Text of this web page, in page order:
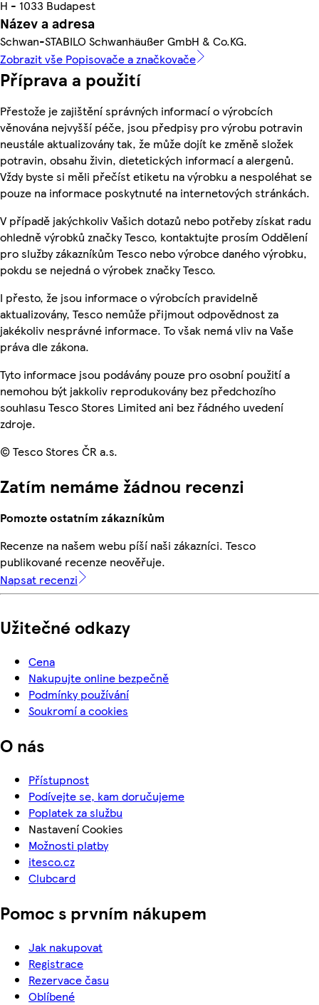
H - 1033 Budapest
Název a adresa
Schwan-STABILO Schwanhäußer GmbH & Co.KG.
Zobrazit vše Popisovače a značkovače
Příprava a použití
Přestože je zajištění správných informací o výrobcích
věnována nejvyšší péče, jsou předpisy pro výrobu potravin
neustále aktualizovány tak, že může dojít ke změně složek
potravin, obsahu živin, dietetických informací a alergenů.
Vždy byste si měli přečíst etiketu na výrobku a nespoléhat se
pouze na informace poskytnuté na internetových stránkách.
V případě jakýchkoliv Vašich dotazů nebo potřeby získat radu
ohledně výrobků značky Tesco, kontaktujte prosím Oddělení
pro služby zákazníkům Tesco nebo výrobce daného výrobku,
pokdu se nejedná o výrobek značky Tesco.
I přesto, že jsou informace o výrobcích pravidelně
aktualizovány, Tesco nemůže přijmout odpovědnost za
jakékoliv nesprávné informace. To však nemá vliv na Vaše
práva dle zákona.
Tyto informace jsou podávány pouze pro osobní použití a
nemohou být jakkoliv reprodukovány bez předchozího
souhlasu Tesco Stores Limited ani bez řádného uvedení
zdroje.
© Tesco Stores ČR a.s.
Zatím nemáme žádnou recenzi
Pomozte ostatním zákazníkům
Recenze na našem webu píší naši zákazníci. Tesco
publikované recenze neověřuje.
Napsat recenzi
Užitečné odkazy
Cena
Nakupujte online bezpečně
Podmínky používání
Soukromí a cookies
O nás
Přístupnost
Podívejte se, kam doručujeme
Poplatek za službu
Nastavení Cookies
Možnosti platby
itesco.cz
Clubcard
Pomoc s prvním nákupem
Jak nakupovat
Registrace
Rezervace času
Oblíbené